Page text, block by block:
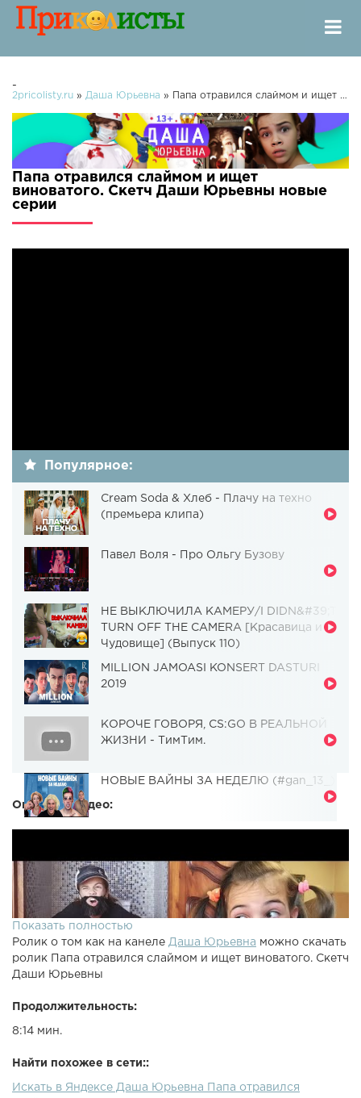
-
2pricolisty.ru » Даша Юрьевна » Папа отравился слаймом и ищет виноватого. Скетч Даши Юрьевны
Папа отравился слаймом и ищет
виноватого. Скетч Даши Юрьевны новые
серии
Популярное:
Cream Soda & Хлеб - Плачу на техно
(премьера клипа)
Павел Воля - Про Ольгу Бузову
НЕ ВЫКЛЮЧИЛА КАМЕРУ/I DIDN&#39;T
TURN OFF THE CAMERA [Красавица и
Чудовище] (Выпуск 110)
MILLION JAMOASI KONSERT DASTURI
2019
КОРОЧЕ ГОВОРЯ, CS:GO В РЕАЛЬНОЙ
ЖИЗНИ - ТимТим.
НОВЫЕ ВАЙНЫ ЗА НЕДЕЛЮ (#gan_13_)
Описание видео:
Показать полностью
Ролик о том как на канеле Даша Юрьевна можно скачать
ролик Папа отравился слаймом и ищет виноватого. Скетч
Даши Юрьевны
Продолжительность:
8:14 мин.
Найти похожее в сети::
Искать в Яндексе Даша Юрьевна Папа отравился